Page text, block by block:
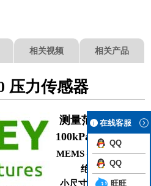
相关视频 相关产品
压力传感器
测量范围0kPa～
100kPa…1500kPa
MEMS硅压阻技术
绝压形式
小尺寸，SOP8封装
在线客服
QQ
QQ
旺旺